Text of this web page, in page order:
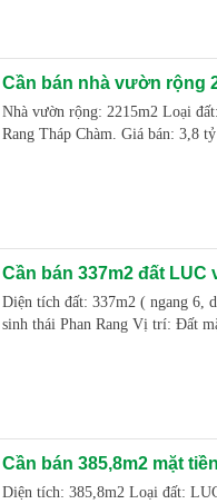
Cần bán nhà vườn rộng
Nhà vườn rộng: 2215m2 Loại
Rang Tháp Chàm. Giá bán: 3,8
Cần bán 337m2 đất LUC
Diện tích đất: 337m2 ( ngang 6,
sinh thái Phan Rang Vị trí: Đất
Cần bán 385,8m2 mặt
Diện tích: 385,8m2 Loại đất: